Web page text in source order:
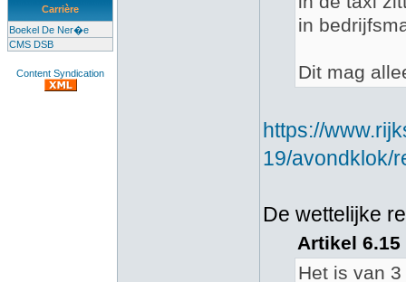
Carrière
Boekel De Ner�e
CMS DSB
Content Syndication
in
Dit mag
https://
19/avondklok/
De wettelijke
Artikel
Het is van